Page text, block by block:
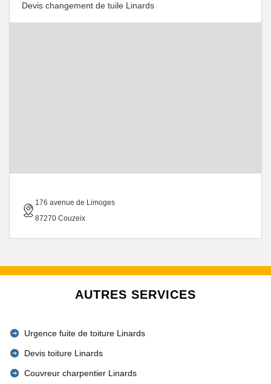
Devis changement de tuile Linards
176 avenue de Limoges
87270 Couzeix
AUTRES SERVICES
Urgence fuite de toiture Linards
Devis toiture Linards
Couvreur charpentier Linards